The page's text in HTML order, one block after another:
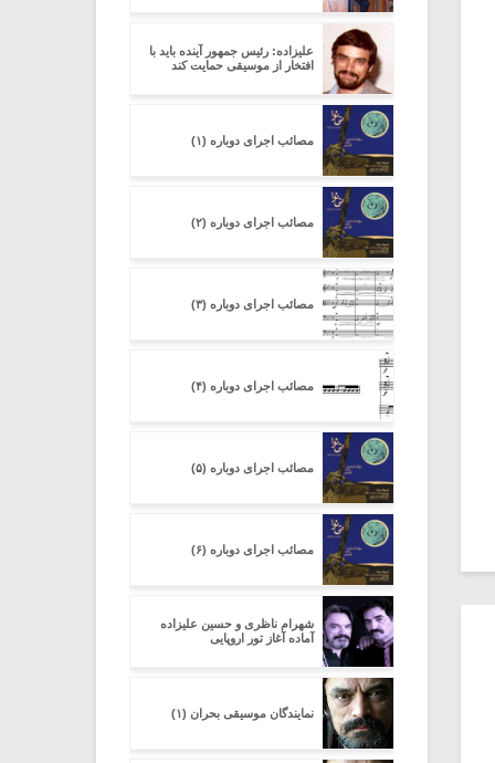
علیزاده: رئیس جمهور آینده باید با
افتخار از موسیقی حمایت کند
مصائب اجرای دوباره (۱)
مصائب اجرای دوباره (۲)
مصائب اجرای دوباره (۳)
مصائب اجرای دوباره (۴)
مصائب اجرای دوباره (۵)
مصائب اجرای دوباره (۶)
شهرام ناظری و حسین علیزاده
آماده آغاز تور اروپایی
نمایندگان موسیقی بحران (۱)